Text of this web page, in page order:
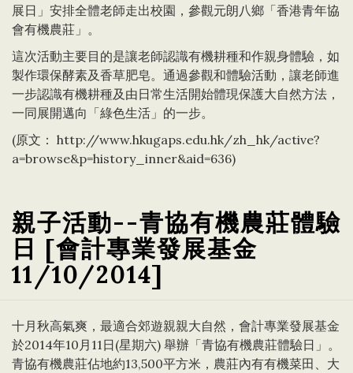
展日」安排全體老師走出校園，參觀元朗八鄉「香港青年協
會有機農莊」。
這次活動主要目的是讓老師認識有機耕種和作親身體驗，如
製作環保酵素及香草肥皂。通過參觀和體驗活動，讓老師進
一步認識有機耕種及由日常生活開始體現保護大自然方法，
一同展開邁向「綠色生活」的一步。
(原文： http://www.hkugaps.edu.hk/zh_hk/active?
a=browse&p=history_inner&aid=636)
親子活動--青協有機農莊體驗
日 [會計專業發展基金
11/10/2014]
十月秋高氣爽，最適合郊遊親親大自然，會計專業發展基金
於2014年10月11日(星期六) 舉辦「青協有機農莊體驗日」。
青協有機農莊佔地約13,500平方米，農莊內有有機菜田、大